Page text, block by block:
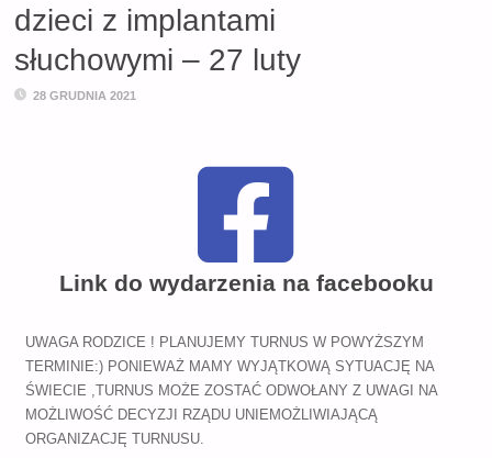
dzieci z implantami
słuchowymi – 27 luty
28 GRUDNIA 2021
Link do wydarzenia na facebooku
UWAGA RODZICE ! PLANUJEMY TURNUS W POWYŻSZYM
TERMINIE:) PONIEWAŻ MAMY WYJĄTKOWĄ SYTUACJĘ NA
ŚWIECIE ,TURNUS MOŻE ZOSTAĆ ODWOŁANY Z UWAGI NA
MOŻLIWOŚĆ DECYZJI RZĄDU UNIEMOŻLIWIAJĄCĄ
ORGANIZACJĘ TURNUSU.